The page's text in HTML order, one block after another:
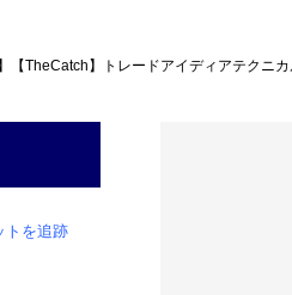
【TheCatch】トレードアイディアテクニ
トを追跡